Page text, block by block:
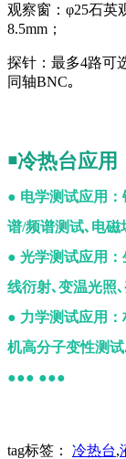
观察窗：φ25石英
8.5mm；
探针：最多4路可
同轴BNC｡
￭冷热台应用
● 电学测试应用
谱/频谱测试､电磁
● 光学测试应用
线衍射､变温光照
● 力学测试应用
机高分子变性测试
●●● ●●●
tag标签： 冷热台,